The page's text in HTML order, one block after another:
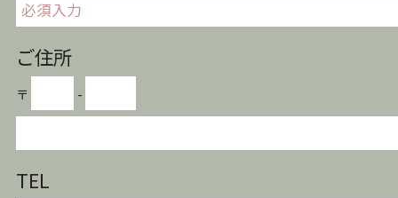
ご住所
〒 -
TEL